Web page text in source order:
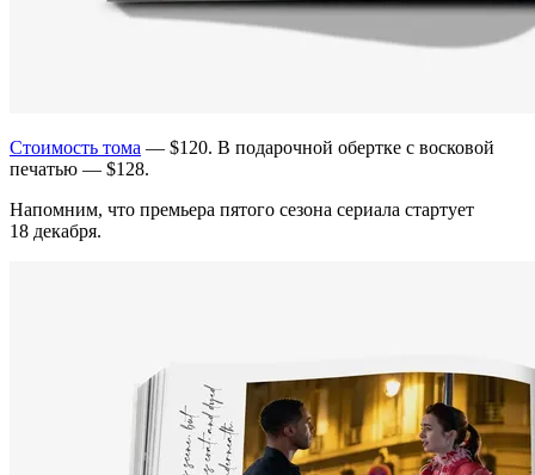
Стоимость тома — $120. В подарочной обертке с восковой
печатью — $128.
Напомним, что премьера пятого сезона сериала стартует
18 декабря.